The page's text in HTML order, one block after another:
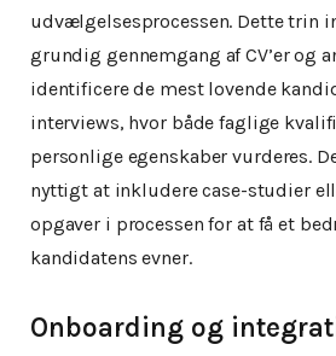
udvælgelsesprocessen. Dette trin
grundig gennemgang af CV’er og
identificere de mest lovende
interviews, hvor både faglige
personlige egenskaber vurderes.
nyttigt at inkludere case-studier
opgaver i processen for at få et
kandidatens evner.
Onboarding og